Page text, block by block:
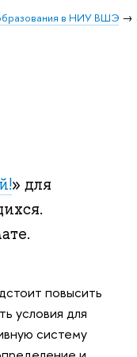
в НИУ ВШЭ
» для
повысить
условия для
систему